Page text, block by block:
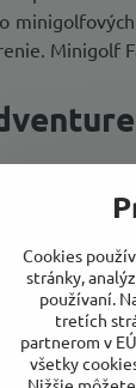
Minigolf
Farmárik v
ako v
prírodné
Cookies
stránky,
používaní.
tretích
partnerom v
všetky